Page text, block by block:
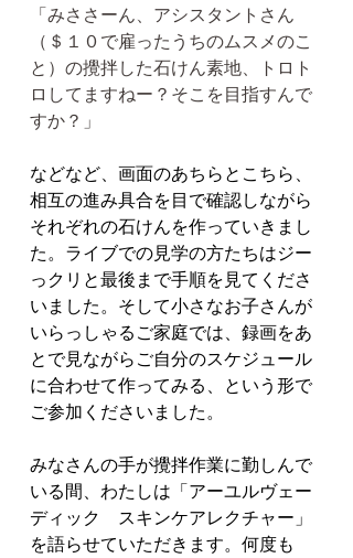
「みささーん、アシスタントさん
（＄１０で雇ったうちのムスメのこ
と）の攪拌した石けん素地、トロト
ロしてますねー？そこを目指すんで
すか？」
などなど、画面のあちらとこちら、
相互の進み具合を目で確認しながら
それぞれの石けんを作っていきまし
た。ライブでの見学の方たちはジー
っクリと最後まで手順を見てくださ
いました。そして小さなお子さんが
いらっしゃるご家庭では、録画をあ
とで見ながらご自分のスケジュール
に合わせて作ってみる、という形で
ご参加くださいました。
みなさんの手が攪拌作業に勤しんで
いる間、わたしは「アーユルヴェー
ディック　スキンケアレクチャー」
を語らせていただきます。何度も